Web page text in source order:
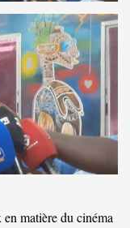
matière du cinéma